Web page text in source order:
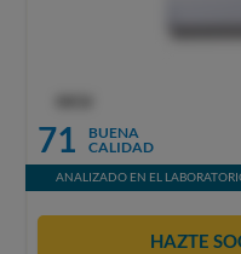
71
BUENA
CALIDAD
ANALIZADO EN EL
HAZTE